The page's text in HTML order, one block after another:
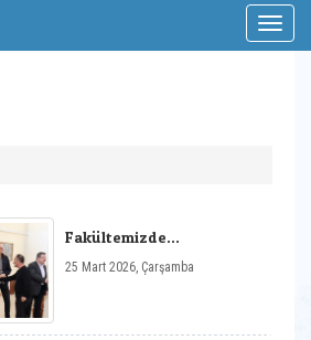
Fakültemizde
25 Mart 2026, Çarşamba